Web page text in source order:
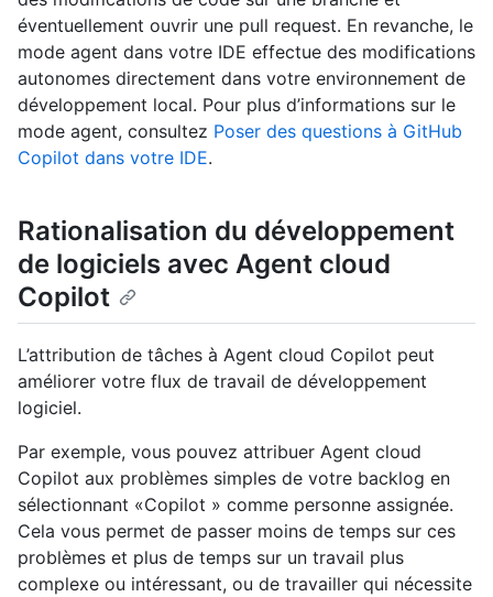
éventuellement ouvrir une pull request. En revanche, le
mode agent dans votre IDE effectue des modifications
autonomes directement dans votre environnement de
développement local. Pour plus d’informations sur le
mode agent, consultez Poser des questions à GitHub
Copilot dans votre IDE.
Rationalisation du développement
de logiciels avec Agent cloud
Copilot
L’attribution de tâches à Agent cloud Copilot peut
améliorer votre flux de travail de développement
logiciel.
Par exemple, vous pouvez attribuer Agent cloud
Copilot aux problèmes simples de votre backlog en
sélectionnant «Copilot » comme personne assignée.
Cela vous permet de passer moins de temps sur ces
problèmes et plus de temps sur un travail plus
complexe ou intéressant, ou de travailler qui nécessite